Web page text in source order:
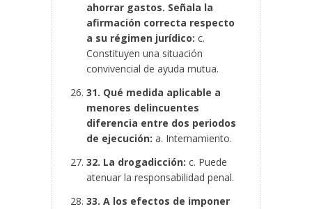
ahorrar gastos. Señala la
afirmación correcta respecto
a su régimen jurídico: c.
Constituyen una situación
convivencial de ayuda mutua.
31. Qué medida aplicable a
menores delincuentes
diferencia entre dos periodos
de ejecución: a. Internamiento.
32. La drogadicción: c. Puede
atenuar la responsabilidad penal.
33. A los efectos de imponer